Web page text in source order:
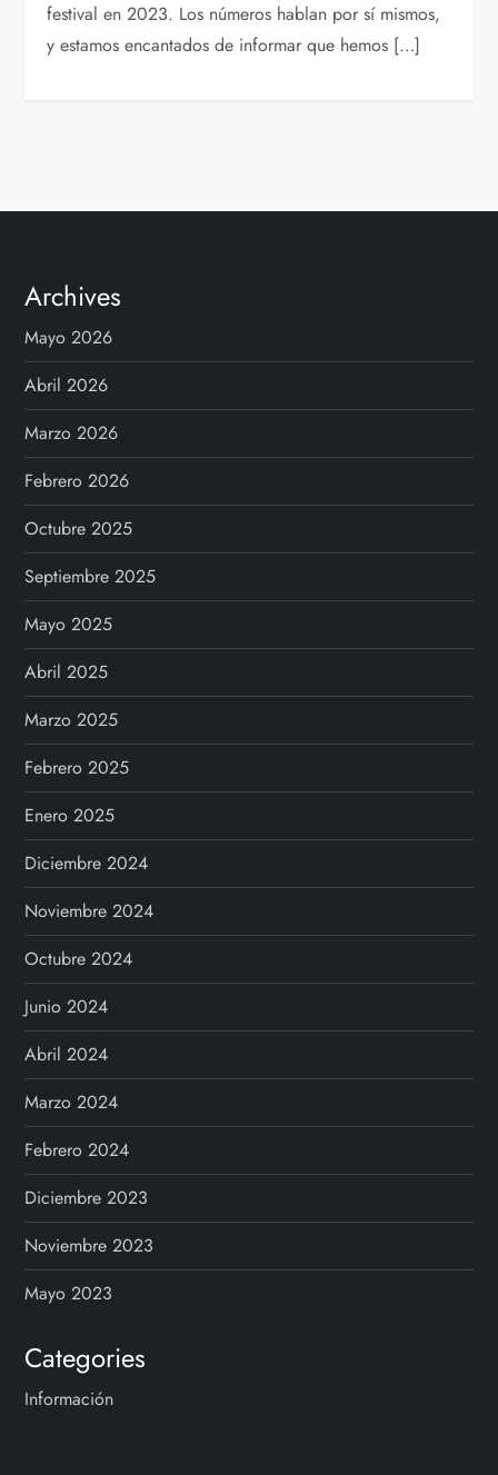
festival en 2023. Los números hablan por sí mismos,
y estamos encantados de informar que hemos […]
Archives
Mayo 2026
Abril 2026
Marzo 2026
Febrero 2026
Octubre 2025
Septiembre 2025
Mayo 2025
Abril 2025
Marzo 2025
Febrero 2025
Enero 2025
Diciembre 2024
Noviembre 2024
Octubre 2024
Junio 2024
Abril 2024
Marzo 2024
Febrero 2024
Diciembre 2023
Noviembre 2023
Mayo 2023
Categories
Información